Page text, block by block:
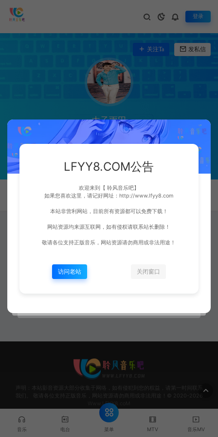
登录
关注Ta 发私信
木子雨田
阿雷网络科技 WWW.LLT188.COM
人气 200 收藏 3
声明：本站影音资源大部分收集于网络，如有侵犯到您的权益，请第一时间联系
我们。 敬请各位支持正版音乐，网站资源请勿商用或非法用途！© 2020-2026
Www.LFYY8.coM
LFYY8.COM公告
欢迎来到【 聆风音乐吧】
如果您喜欢这里，请记好网址：http://www.lfyy8.com
本站非营利网站，目前所有资源都可以免费下载！
网站资源均来源互联网，如有侵权请联系站长删除！
敬请各位支持正版音乐，网站资源请勿商用或非法用途！
访问老站 关闭窗口
音乐 电台 菜单 MTV 音乐MV